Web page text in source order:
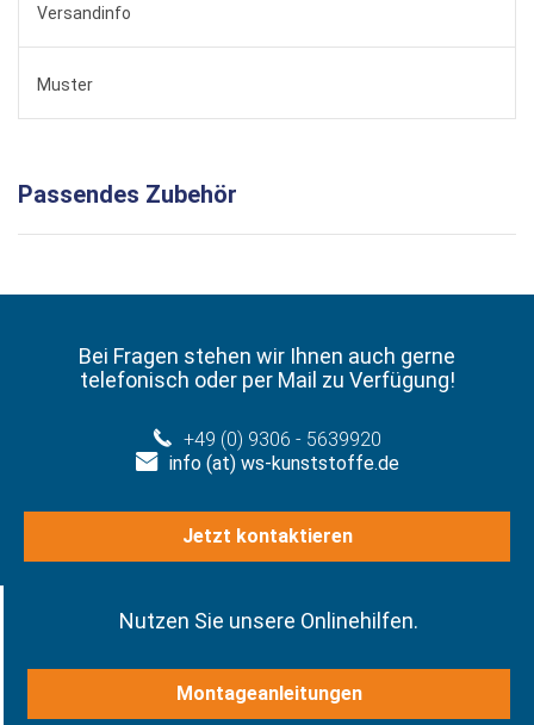
Versandinfo
Muster
Passendes Zubehör
Bei Fragen stehen wir Ihnen auch gerne
telefonisch oder per Mail zu Verfügung!
+49 (0) 9306 - 5639920
info (at) ws-kunststoffe.de
Jetzt kontaktieren
Nutzen Sie unsere Onlinehilfen.
Montageanleitungen